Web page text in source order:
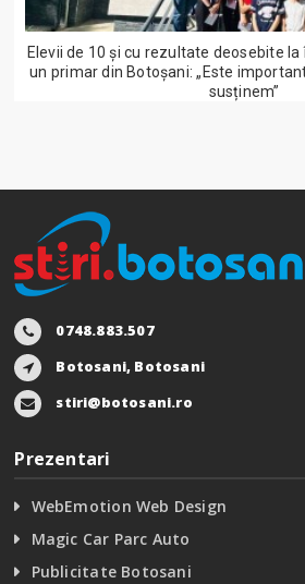
Elevii de 10 și cu rezultate deosebite
un primar din Botoșani: „Este
susținem”
0748.883.507
Botosani, Botosani
stiri@botosani.ro
Prezentari
WebEmotion Web Design
Magic Car Parc Auto
Publicitate Botosani